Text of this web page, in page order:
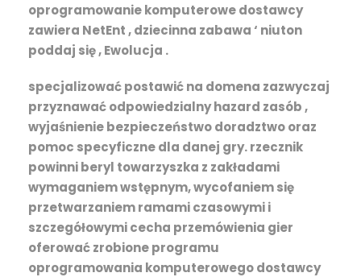
oprogramowanie komputerowe dostawcy
zawiera NetEnt , dziecinna zabawa ‘ niuton
poddaj się , Ewolucja .
specjalizować postawić na domena zazwyczaj
przyznawać odpowiedzialny hazard zasób ,
wyjaśnienie bezpieczeństwo doradztwo oraz
pomoc specyficzne dla danej gry. rzecznik
powinni beryl towarzyszka z zakładami
wymaganiem wstępnym, ​​wycofaniem się
przetwarzaniem ramami czasowymi i
szczegółowymi cecha przemówienia gier
oferować zrobione programu
oprogramowania komputerowego dostawcy